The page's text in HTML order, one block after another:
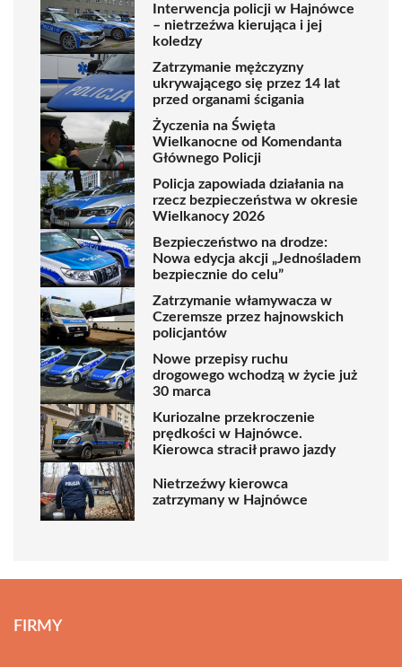
Interwencja policji w Hajnówce
– nietrzeźwa kierująca i jej
koledzy
Zatrzymanie mężczyzny
ukrywającego się przez 14 lat
przed organami ścigania
Życzenia na Święta
Wielkanocne od Komendanta
Głównego Policji
Policja zapowiada działania na
rzecz bezpieczeństwa w okresie
Wielkanocy 2026
Bezpieczeństwo na drodze:
Nowa edycja akcji „Jednośladem
bezpiecznie do celu”
Zatrzymanie włamywacza w
Czeremsze przez hajnowskich
policjantów
Nowe przepisy ruchu
drogowego wchodzą w życie już
30 marca
Kuriozalne przekroczenie
prędkości w Hajnówce.
Kierowca stracił prawo jazdy
Nietrzeźwy kierowca
zatrzymany w Hajnówce
FIRMY